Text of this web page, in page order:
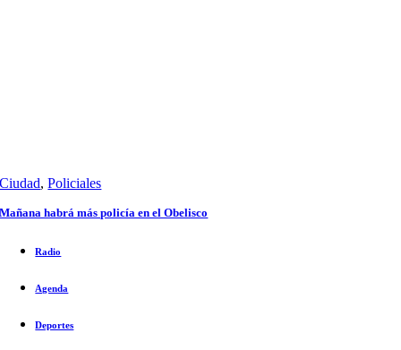
Ciudad,Policiales
Mañana habrá más policía en el Obelisco
Radio
Agenda
Deportes